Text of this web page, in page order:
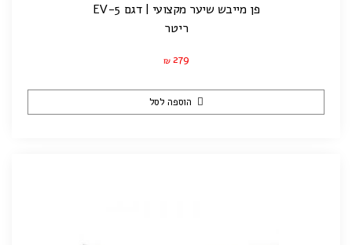
פן מייבש שיער מקצועי | דגם EV-5
ריטר
₪ 279
הוספה לסל